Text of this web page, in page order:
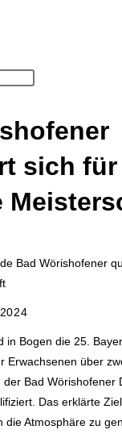
close
the
search
panel.
sich für
in Bogen die 25.
Erwachsenen über
Bad Wörishofener
Das erklärte
die Atmosphäre zu